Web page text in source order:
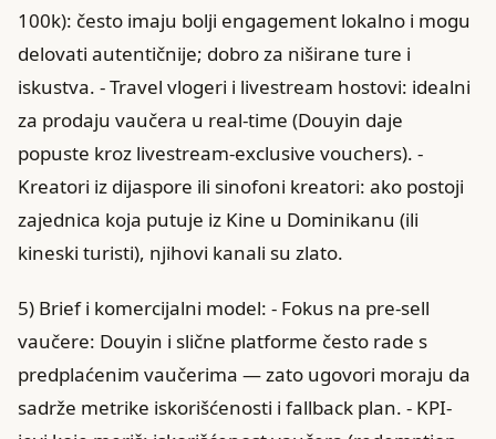
100k): često imaju bolji engagement lokalno i mogu
delovati autentičnije; dobro za niširane ture i
iskustva. - Travel vlogeri i livestream hostovi: idealni
za prodaju vaučera u real-time (Douyin daje
popuste kroz livestream-exclusive vouchers). -
Kreatori iz dijaspore ili sinofoni kreatori: ako postoji
zajednica koja putuje iz Kine u Dominikanu (ili
kineski turisti), njihovi kanali su zlato.
5) Brief i komercijalni model: - Fokus na pre-sell
vaučere: Douyin i slične platforme često rade s
predplaćenim vaučerima — zato ugovori moraju da
sadrže metrike iskorišćenosti i fallback plan. - KPI-